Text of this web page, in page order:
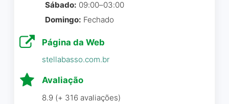
Amamos o atendimento,
locamos um tapete lindo e
super limpinho, tivemos um
FIDELIZAMOS com vcs,
Sábado: 09:00–03:00
Domingo: Fechado
Página da Web
stellabasso.com.br
Avaliação
8.9 (+ 316 avaliações)